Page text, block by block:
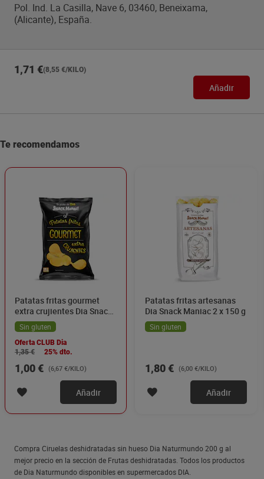
Pol. Ind. La Casilla, Nave 6, 03460, Beneixama,
(Alicante), España.
1,71 €(8,55 €/KILO)
Añadir
Te recomendamos
Patatas fritas gourmet
extra crujientes Dia Snack
Maniac 150 g
Sin gluten
Oferta CLUB Dia
1,35 €
25% dto.
1,00 € (6,67 €/KILO)
Añadir
Patatas fritas artesanas
Dia Snack Maniac 2 x 150 g
Sin gluten
1,80 € (6,00 €/KILO)
Añadir
Compra Ciruelas deshidratadas sin hueso Dia Naturmundo 200 g al
mejor precio en la sección de Frutas deshidratadas. Todos los productos
de Dia Naturmundo disponibles en supermercados DIA.